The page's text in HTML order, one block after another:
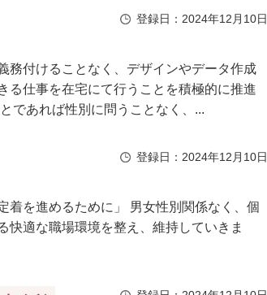
登録日：2024年12月10日
務付けることなく、デザインやデータ作成
る仕事を在宅にて行うことを積極的に推進
であれば性別に問うことなく、...
登録日：2024年12月10日
着を進めるために」 男女性別関係なく、個
快適な職場環境を整え、維持していきま